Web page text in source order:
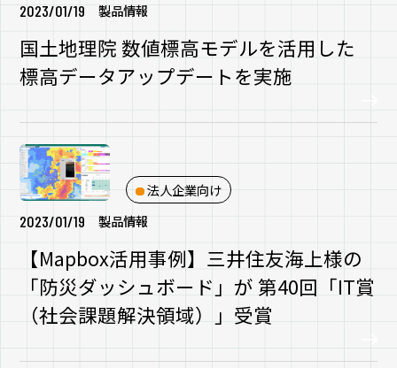
2023/01/19 製品情報
国土地理院 数値標高モデルを活用した
標高データアップデートを実施
法人企業向け
2023/01/19 製品情報
【Mapbox活用事例】三井住友海上様の
「防災ダッシュボード」が 第40回「IT賞
（社会課題解決領域）」受賞